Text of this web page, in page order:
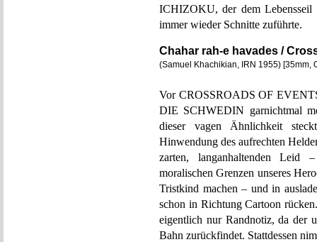
ICHIZOKU, der dem Lebensseil
immer wieder Schnitte zuführte.
Chahar rah-e havades /
(Samuel Khachikian, IRN 1955) [35mm,
Vor CROSSROADS OF
DIE SCHWEDIN garnichtmal
dieser vagen Ähnlichkeit
Hinwendung des aufrechten
zarten, langanhaltenden Leid
moralischen Grenzen unseres
Tristkind machen – und in
schon in Richtung Cartoon
eigentlich nur Randnotiz, da der
Bahn zurückfindet. Stattdessen